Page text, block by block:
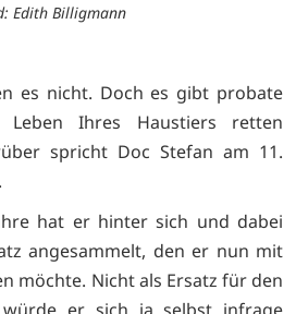
Edith Billigmann
es nicht. Doch es gibt probate
Ihres Haustiers retten
spricht Doc Stefan am 11.
hat er hinter sich und dabei
angesammelt, den er nun mit
möchte. Nicht als Ersatz für den